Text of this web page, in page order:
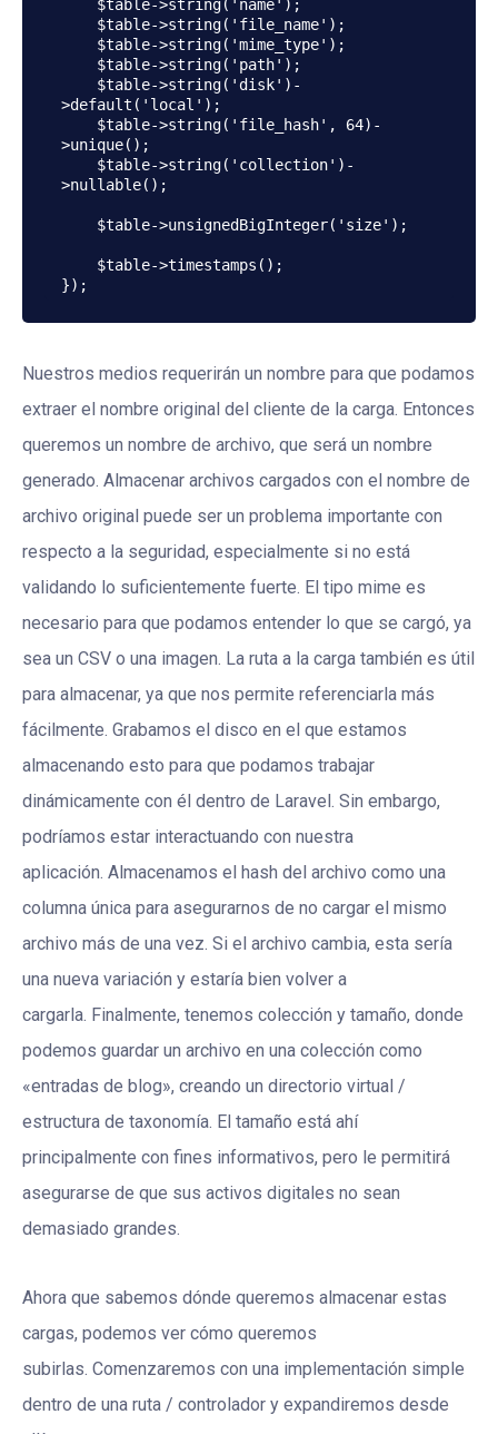
>default('local');
>unique();
>nullable();
});
Nuestros medios requerirán un nombre para que podamos
extraer el nombre original del cliente de la carga. Entonces
queremos un nombre de archivo, que será un nombre
generado. Almacenar archivos cargados con el nombre de
archivo original puede ser un problema importante con
respecto a la seguridad, especialmente si no está
validando lo suficientemente fuerte. El tipo mime es
necesario para que podamos entender lo que se cargó, ya
sea un CSV o una imagen. La ruta a la carga también es útil
para almacenar, ya que nos permite referenciarla más
fácilmente. Grabamos el disco en el que estamos
almacenando esto para que podamos trabajar
dinámicamente con él dentro de Laravel. Sin embargo,
podríamos estar interactuando con nuestra
aplicación. Almacenamos el hash del archivo como una
columna única para asegurarnos de no cargar el mismo
archivo más de una vez. Si el archivo cambia, esta sería
una nueva variación y estaría bien volver a
cargarla. Finalmente, tenemos colección y tamaño, donde
podemos guardar un archivo en una colección como
«entradas de blog», creando un directorio virtual /
estructura de taxonomía. El tamaño está ahí
principalmente con fines informativos, pero le permitirá
asegurarse de que sus activos digitales no sean
demasiado grandes.
Ahora que sabemos dónde queremos almacenar estas
cargas, podemos ver cómo queremos
subirlas. Comenzaremos con una implementación simple
dentro de una ruta / controlador y expandiremos desde